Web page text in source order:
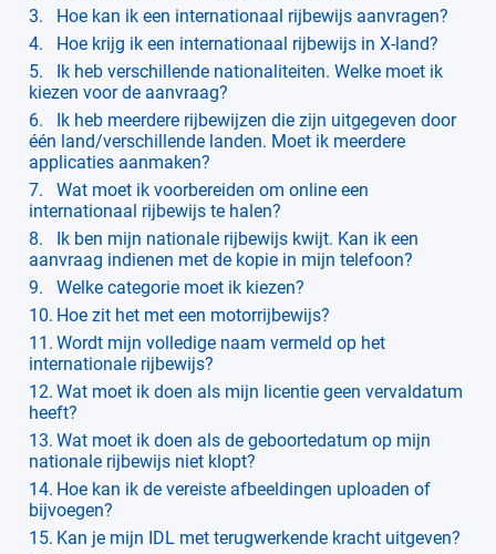
Hoe kan ik een internationaal rijbewijs aanvragen?
Hoe krijg ik een internationaal rijbewijs in X-land?
Ik heb verschillende nationaliteiten. Welke moet ik
kiezen voor de aanvraag?
Ik heb meerdere rijbewijzen die zijn uitgegeven door
één land/verschillende landen. Moet ik meerdere
applicaties aanmaken?
Wat moet ik voorbereiden om online een
internationaal rijbewijs te halen?
Ik ben mijn nationale rijbewijs kwijt. Kan ik een
aanvraag indienen met de kopie in mijn telefoon?
Welke categorie moet ik kiezen?
Hoe zit het met een motorrijbewijs?
Wordt mijn volledige naam vermeld op het
internationale rijbewijs?
Wat moet ik doen als mijn licentie geen vervaldatum
heeft?
Wat moet ik doen als de geboortedatum op mijn
nationale rijbewijs niet klopt?
Hoe kan ik de vereiste afbeeldingen uploaden of
bijvoegen?
Kan je mijn IDL met terugwerkende kracht uitgeven?